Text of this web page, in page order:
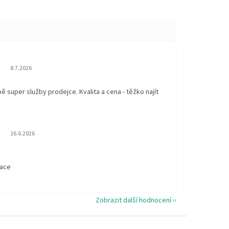
Hodnocení obchodu je 5 z 5 hvězdiček.
8.7.2026
super služby prodejce. Kvalita a cena - těžko najít
Hodnocení obchodu je 5 z 5 hvězdiček.
16.6.2026
Zobrazit další hodnocení